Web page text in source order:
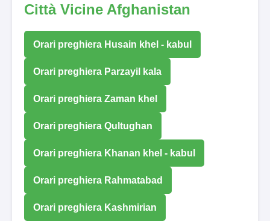
Città Vicine Afghanistan
Orari preghiera Husain khel - kabul
Orari preghiera Parzayil kala
Orari preghiera Zaman khel
Orari preghiera Qultughan
Orari preghiera Khanan khel - kabul
Orari preghiera Rahmatabad
Orari preghiera Kashmirian